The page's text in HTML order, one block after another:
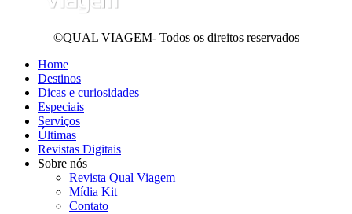
©QUAL VIAGEM- Todos os direitos reservados
Home
Destinos
Dicas e curiosidades
Especiais
Serviços
Últimas
Revistas Digitais
Sobre nós
Revista Qual Viagem
Mídia Kit
Contato